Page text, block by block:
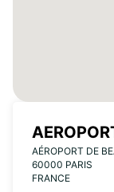
AÉROPORT DE
60000 PARIS
FRANCE